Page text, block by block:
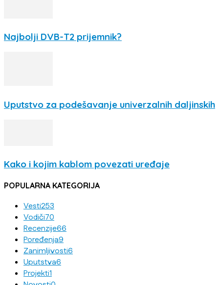
Najbolji DVB-T2 prijemnik?
Uputstvo za podešavanje univerzalnih daljinskih
Kako i kojim kablom povezati uređaje
POPULARNA KATEGORIJA
Vesti253
Vodiči70
Recenzije66
Poređenja9
Zanimljivosti6
Uputstva6
Projekti1